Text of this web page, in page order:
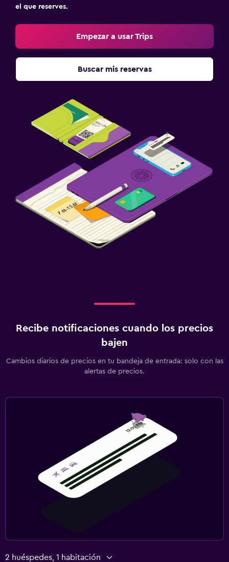
el que reserves.
Empezar a usar Trips
Buscar mis reservas
Recibe notificaciones cuando los precios
bajen
Cambios diarios de precios en tu bandeja de entrada: solo con las
alertas de precios.
2 huéspedes, 1 habitación